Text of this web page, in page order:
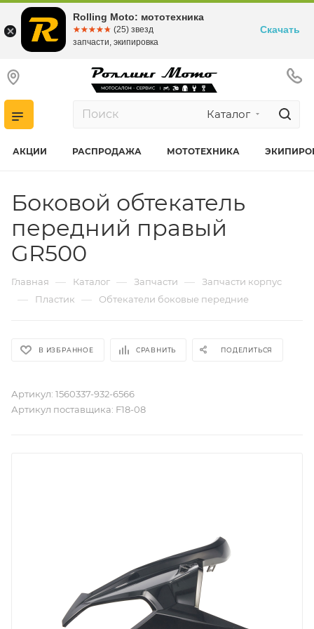
Каталог
АКЦИИ РАСПРОДАЖА МОТОТЕХНИКА
Боковой обтекатель
передний правый
GR500
Главная — Каталог — Запчасти — Запчасти корпус
— Пластик — Обтекатели боковые передние
В ИЗБРАННОЕ СРАВНИТЬ ПОДЕЛИТЬСЯ
Артикул: 1560337-932-6566
Артикул поставщика: F18-08
Rolling Moto: мототехника
☆☆☆☆☆
★★★★★ (25) звезд
запчасти, экипировка
Скачать